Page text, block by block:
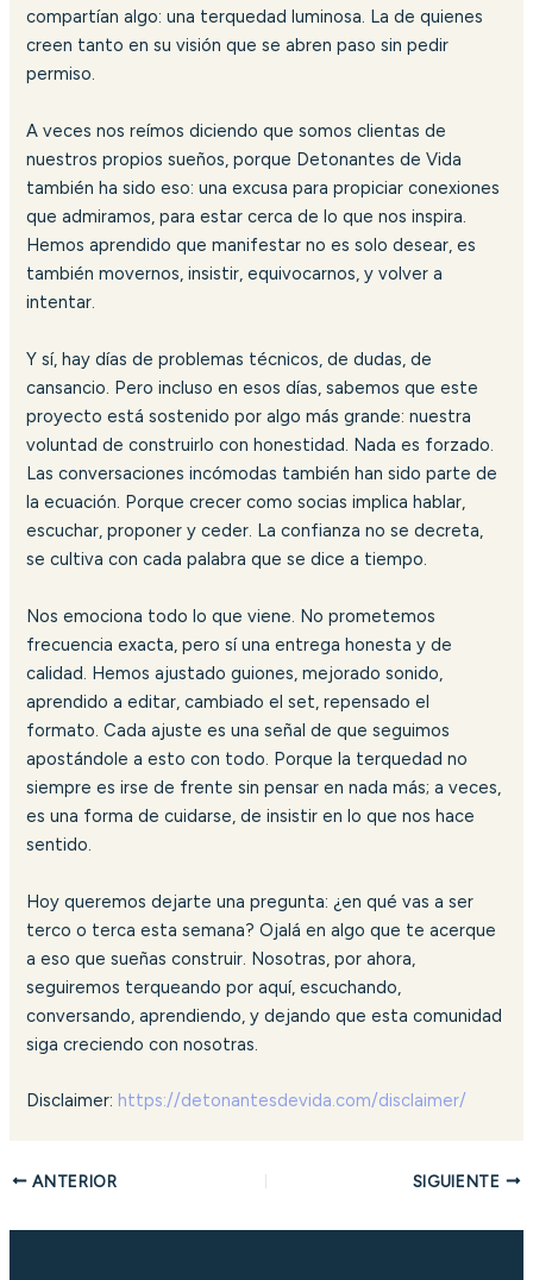
compartían algo: una terquedad luminosa. La de quienes
creen tanto en su visión que se abren paso sin pedir
permiso.
A veces nos reímos diciendo que somos clientas de
nuestros propios sueños, porque Detonantes de Vida
también ha sido eso: una excusa para propiciar conexiones
que admiramos, para estar cerca de lo que nos inspira.
Hemos aprendido que manifestar no es solo desear, es
también movernos, insistir, equivocarnos, y volver a
intentar.
Y sí, hay días de problemas técnicos, de dudas, de
cansancio. Pero incluso en esos días, sabemos que este
proyecto está sostenido por algo más grande: nuestra
voluntad de construirlo con honestidad. Nada es forzado.
Las conversaciones incómodas también han sido parte de
la ecuación. Porque crecer como socias implica hablar,
escuchar, proponer y ceder. La confianza no se decreta,
se cultiva con cada palabra que se dice a tiempo.
Nos emociona todo lo que viene. No prometemos
frecuencia exacta, pero sí una entrega honesta y de
calidad. Hemos ajustado guiones, mejorado sonido,
aprendido a editar, cambiado el set, repensado el
formato. Cada ajuste es una señal de que seguimos
apostándole a esto con todo. Porque la terquedad no
siempre es irse de frente sin pensar en nada más; a veces,
es una forma de cuidarse, de insistir en lo que nos hace
sentido.
Hoy queremos dejarte una pregunta: ¿en qué vas a ser
terco o terca esta semana? Ojalá en algo que te acerque
a eso que sueñas construir. Nosotras, por ahora,
seguiremos terqueando por aquí, escuchando,
conversando, aprendiendo, y dejando que esta comunidad
siga creciendo con nosotras.
Disclaimer: https://detonantesdevida.com/disclaimer/
ANTERIOR SIGUIENTE